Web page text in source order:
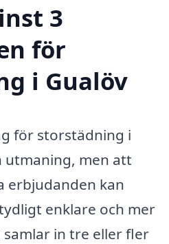
3
för
i Gualöv
för storstädning i
utmaning, men att
erbjudanden kan
enklare och mer
in tre eller fler